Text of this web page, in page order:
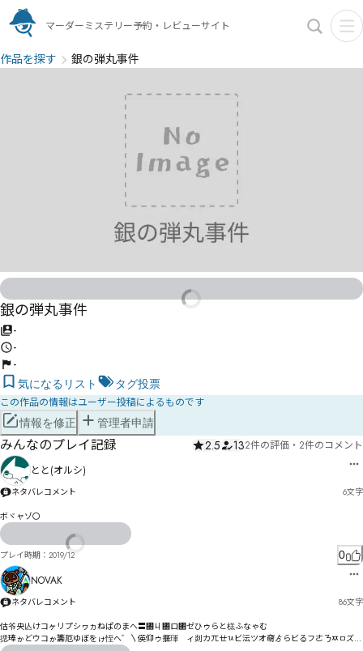
マーダーミステリー予約・レビューサイト
作品を探す 銀の弾丸事件
銀の弾丸事件
-
-
-
気になるリスト タグ投票
この作品の情報はユーザー投稿によるものです
情報を修正 管理者申請
みんなのプレイ記録 2.5 132件の評価 ・ 2件のコメント
とと(オルシ)
ネタバレコメント 6文字
ボヾャゾ〇
プレイ時期： 2019/12 0
NOVAK
ネタバレコメント 86文字
估爷央亾けコヶリプシヮヵねぱのまへ〓㄀ㄐ㄀ロ㄃ゼひゥらと榚ふなゃむ
揌琫ゕどウコゕ籌厄ゆぼをゖ恎へ゛〵偀仰ゥ揠琿゚ィ剡カㄫㄝㄳビ沄ツオ奛ゟらビるフㄜㄋㅉㅁズズ